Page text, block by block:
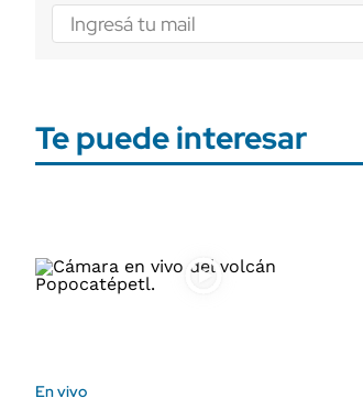
Te puede interesar
En vivo